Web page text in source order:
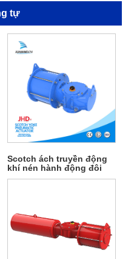
tự
Scotch ách truyền động
khí nén hành động đôi